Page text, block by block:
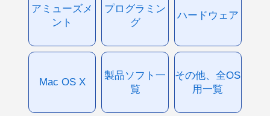
アミューズメ
ント
プログラミン
グ
ハードウェア
Mac OS X
製品ソフト一
覧
その他、全OS
用一覧